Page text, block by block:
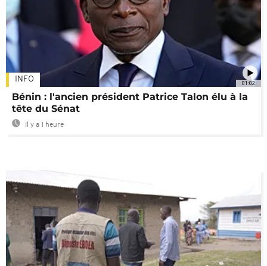
01:02
INFO
Bénin : l'ancien président Patrice Talon élu à la
tête du Sénat
Il y a 1 heure